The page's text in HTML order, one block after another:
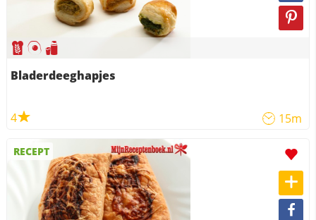
Bladerdeeghapjes
4 15m
RECEPT